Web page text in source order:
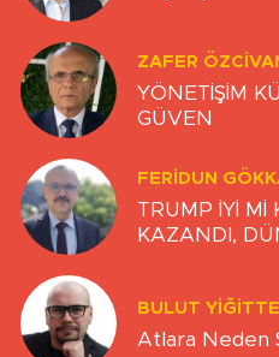
ZAFER
YÖNETİŞİM
GÜVEN
FERIDUN
TRUMP İYİ Mİ
KAZANDI,
BULUT
Atlara Neden